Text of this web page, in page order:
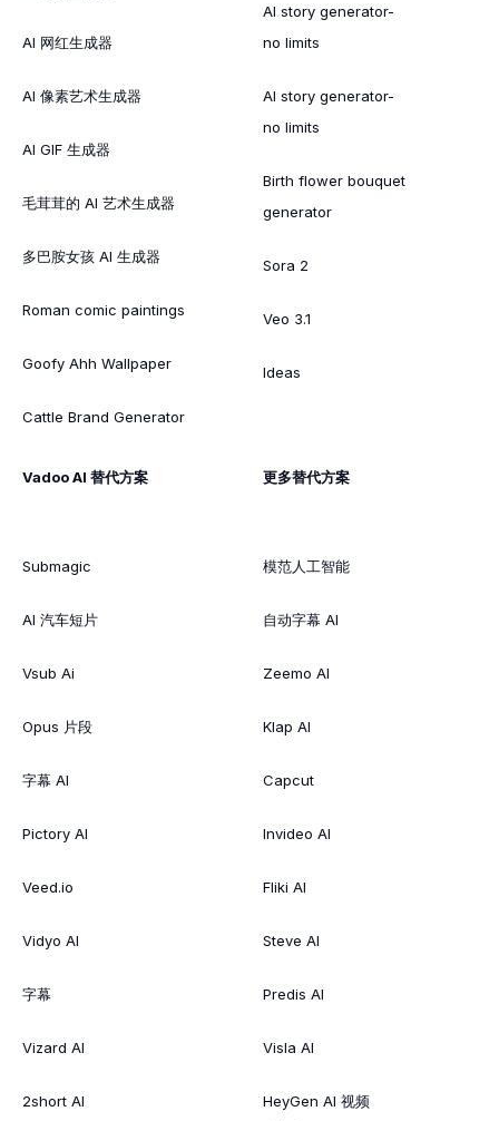
AI 网红生成器
AI 像素艺术生成器
AI GIF 生成器
毛茸茸的 AI 艺术生成器
多巴胺女孩 AI 生成器
Roman comic paintings
Goofy Ahh Wallpaper
Cattle Brand Generator
AI story generator-
no limits
AI story generator-
no limits
Birth flower bouquet
generator
Sora 2
Veo 3.1
Ideas
Vadoo AI 替代方案
Submagic
AI 汽车短片
Vsub Ai
Opus 片段
字幕 AI
Pictory AI
Veed.io
Vidyo AI
字幕
Vizard AI
2short AI
更多替代方案
模范人工智能
自动字幕 AI
Zeemo AI
Klap AI
Capcut
Invideo AI
Fliki AI
Steve AI
Predis AI
Visla AI
HeyGen AI 视频